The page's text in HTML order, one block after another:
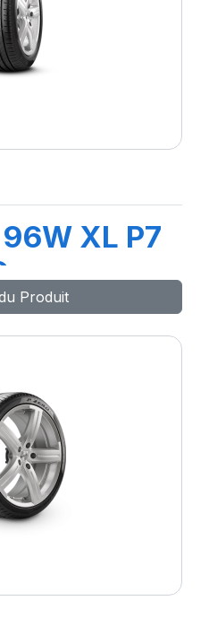
XL P7
Produit